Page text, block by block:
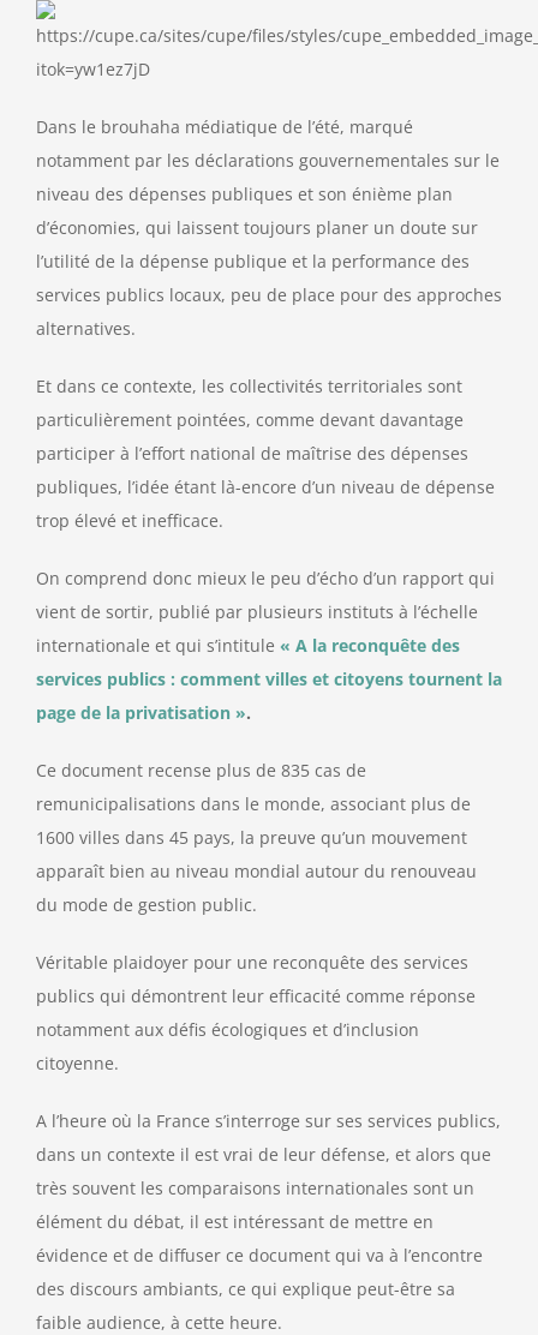
Dans le brouhaha médiatique de l’été, marqué
notamment par les déclarations gouvernementales sur le
niveau des dépenses publiques et son énième plan
d’économies, qui laissent toujours planer un doute sur
l’utilité de la dépense publique et la performance des
services publics locaux, peu de place pour des approches
alternatives.
Et dans ce contexte, les collectivités territoriales sont
particulièrement pointées, comme devant davantage
participer à l’effort national de maîtrise des dépenses
publiques, l’idée étant là-encore d’un niveau de dépense
trop élevé et inefficace.
On comprend donc mieux le peu d’écho d’un rapport qui
vient de sortir, publié par plusieurs instituts à l’échelle
internationale et qui s’intitule « A la reconquête des
services publics : comment villes et citoyens tournent la
page de la privatisation ».
Ce document recense plus de 835 cas de
remunicipalisations dans le monde, associant plus de
1600 villes dans 45 pays, la preuve qu’un mouvement
apparaît bien au niveau mondial autour du renouveau
du mode de gestion public.
Véritable plaidoyer pour une reconquête des services
publics qui démontrent leur efficacité comme réponse
notamment aux défis écologiques et d’inclusion
citoyenne.
A l’heure où la France s’interroge sur ses services publics,
dans un contexte il est vrai de leur défense, et alors que
très souvent les comparaisons internationales sont un
élément du débat, il est intéressant de mettre en
évidence et de diffuser ce document qui va à l’encontre
des discours ambiants, ce qui explique peut-être sa
faible audience, à cette heure.